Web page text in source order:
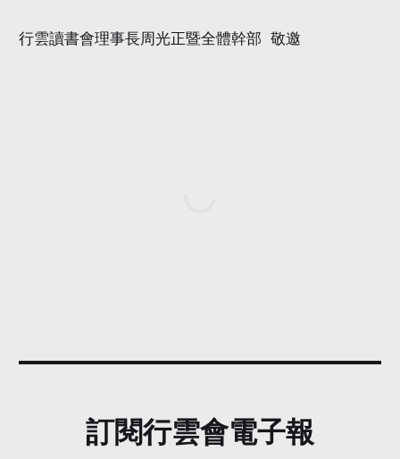
行雲讀書會理事長周光正暨全體幹部 敬邀
訂閱行雲會電子報